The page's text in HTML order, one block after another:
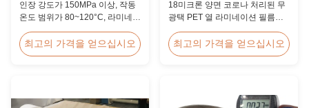
인장 강도가 150MPa 이상, 작동
온도 범위가 80~120°C, 라미네이
인장 광택 BOPP 열 라미네이션
필름으로 상업용 인쇄 환경의 인
최고의 가격을 얻으십시오
18미크론 양면 코로나 처리된 무
광택 PET 열 라미네이션 필름은
며 탁월한 접착력과 내구성을 갖
춘 ID 카드, 배지 및 자격 증명 보
최고의 가격을 얻으십시오